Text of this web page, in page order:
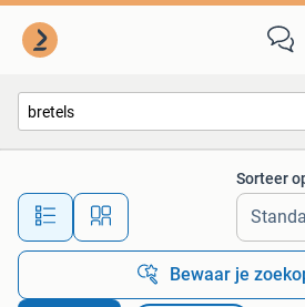
Alle afstanden…
Sorteer
Bewaar je